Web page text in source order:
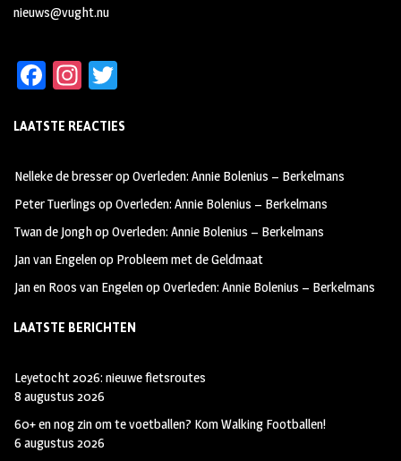
nieuws@vught.nu
Fa
b
oo
k
In
ag
m
tt
LAATSTE REACTIES
Nelleke de bresseropOverleden: Annie Bolenius – Berkelmans
Peter Tuerlings opOverleden: Annie Bolenius – Berkelmans
Twan de JonghopOverleden: Annie Bolenius – Berkelmans
Jan van Engelenop Probleem met de Geldmaat
Jan en Roos van EngelenopOverleden: Annie Bolenius – Berkelmans
LAATSTE BERICHTEN
Leyetocht 2026: nieuwe fietsroutes
8 augustus 2026
60+ en nog zin om te voetballen? Kom Walking Footballen!
6 augustus 2026